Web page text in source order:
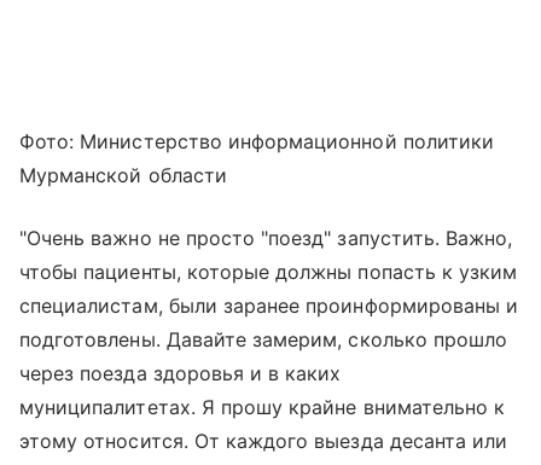
Фото: Министерство информационной политики
Мурманской области
"Очень важно не просто "поезд" запустить. Важно,
чтобы пациенты, которые должны попасть к узким
специалистам, были заранее проинформированы и
подготовлены. Давайте замерим, сколько прошло
через поезда здоровья и в каких
муниципалитетах. Я прошу крайне внимательно к
этому относится. От каждого выезда десанта или